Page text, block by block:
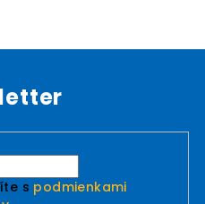
s podmienkami